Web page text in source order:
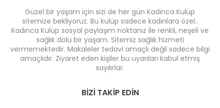
Güzel bir yaşam için sizi de her gün Kadınca Kulüp
sitemize bekliyoruz. Bu kulüp sadece kadınlara özel..
Kadınca Kulüp sosyal paylaşım noktanız ile renkli, neşeli ve
sağlık dolu bir yaşam. Sitemiz sağlık hizmeti
vermemektedir. Makaleler tedavi amaçlı değil sadece bilgi
amaçlıdır. Ziyaret eden kişiler bu uyarıları kabul etmiş
sayılırlar.
BIZI TAKIP EDIN